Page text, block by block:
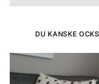
DU KANSKE